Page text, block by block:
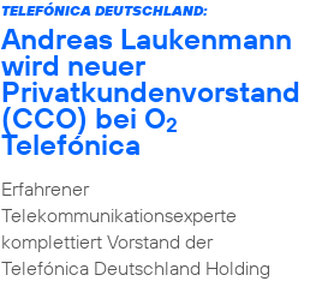
TELEFÓNICA DEUTSCHLAND:
Andreas Laukenmann
wird neuer
Privatkundenvorstand
(CCO) bei O2
Telefónica
Erfahrener
Telekommunikationsexperte
komplettiert Vorstand der
Telefónica Deutschland Holding